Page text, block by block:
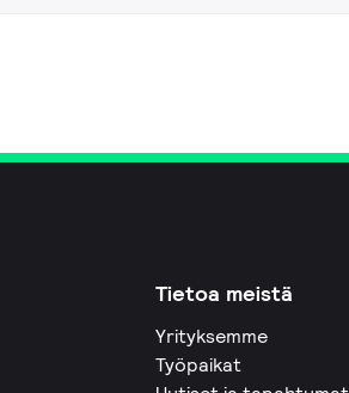
Tietoa meistä
Yrityksemme
Työpaikat